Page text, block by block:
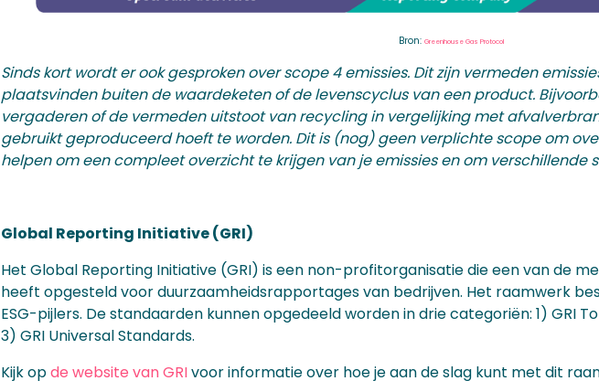
Bron: Greenhouse Gas Protocol
Sinds kort wordt er ook gesproken over scope 4 emissies. Dit zijn vermeden
plaatsvinden buiten de waardeketen of de levenscyclus van een product.
vergaderen of de vermeden uitstoot van recycling in vergelijking met
gebruikt geproduceerd hoeft te worden. Dit is (nog) geen verplichte scope om
helpen om een compleet overzicht te krijgen van je emissies en om verschillende
Global Reporting Initiative (GRI)
Het Global Reporting Initiative (GRI) is een non-profitorganisatie die een van de
heeft opgesteld voor duurzaamheidsrapportages van bedrijven. Het raamwerk
ESG-pijlers. De standaarden kunnen opgedeeld worden in drie categoriën: 1) GRI
3) GRI Universal Standards.
Kijk opde website van GRIvoor informatie over hoe je aan de slag kunt met dit